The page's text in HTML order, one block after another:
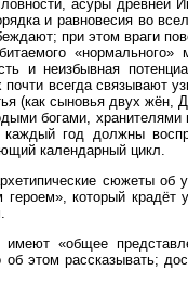
асуры древней
и равновесия во
при этом враги
и неизбывная
всегда связывают
(как сыновья двух жён,
богами, хранителями
год должны
календарный цикл.
сюжеты
который крадёт
«общее
этом рассказывать;